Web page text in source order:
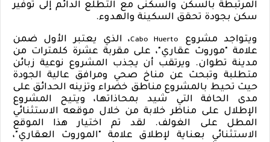
المرتبطة بالسكن والسكنى مع التطلع الدائم إلى توفير
سكن بجودة تحقق السكينة والهدوء.
ويتواجد مشروع Cabo Huerto، الذي يعتبر الأول ضمن
علامة "موروث عقاري"، على مقربة عشرة كلمترات من
مدينة تطوان. ويرتقب أن يجذب المشروع نوعية زبائن
متطلبة وتبحث عن مناخ صحي ومرافق عالية الجودة
حيث تحيط بالمشروع مناطق خضراء وتزينه الحدائق على
مدى الحافة التي شيد بمحاذاتها، ويتيح المشروع
الإطلال على مناظر خلابة من خلال موقعه الاستثنائي
المطل على الغولف. لقد تم اختيار هذا الموقع
الاستثنائي بعناية لإطلاق علامة "الموروث العقاري"،